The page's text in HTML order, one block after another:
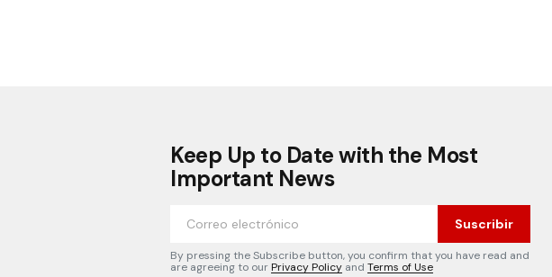
Keep Up to Date with the Most
Important News
Suscribir
By pressing the Subscribe button, you confirm that you have read and
are agreeing to ourPrivacy Policy and Terms of Use